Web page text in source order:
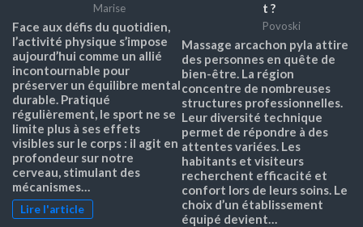
Marise
Face aux défis du quotidien,
l’activité physique s’impose
aujourd’hui comme un allié
incontournable pour
préserver un équilibre mental
durable. Pratiqué
régulièrement, le sport ne se
limite plus à ses effets
visibles sur le corps : il agit en
profondeur sur notre
cerveau, stimulant des
mécanismes…
Lire l'article
t ?
Povoski
Massage arcachon pyla attire
des personnes en quête de
bien-être. La région
concentre de nombreuses
structures professionnelles.
Leur diversité technique
permet de répondre à des
attentes variées. Les
habitants et visiteurs
recherchent efficacité et
confort lors de leurs soins. Le
choix d’un établissement
équipé devient…